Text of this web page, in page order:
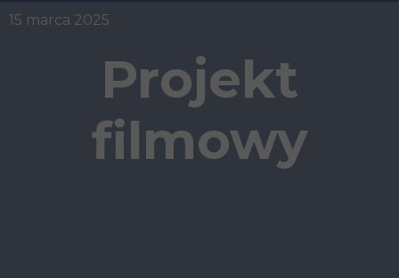
Projekt
filmowy
15 marca 2025